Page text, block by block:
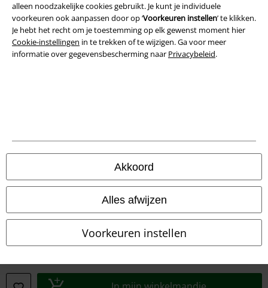
alleen noodzakelijke cookies gebruikt. Je kunt je individuele
voorkeuren ook aanpassen door op ‘Voorkeuren instellen’ te klikken.
Je hebt het recht om je toestemming op elk gewenst moment hier
Cookie-instellingen in te trekken of te wijzigen. Ga voor meer
informatie over gegevensbescherming naar Privacybeleid.
Akkoord
Alles afwijzen
Voorkeuren instellen
Algemene Voorwaarden
Bedrijfsgegevens
Verklaring van conformiteit